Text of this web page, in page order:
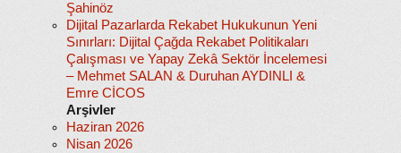
Şahinöz
Dijital Pazarlarda Rekabet Hukukunun Yeni
Sınırları: Dijital Çağda Rekabet Politikaları
Çalışması ve Yapay Zekâ Sektör İncelemesi
– Mehmet SALAN & Duruhan AYDINLI &
Emre CİCOS
Arşivler
Haziran 2026
Nisan 2026